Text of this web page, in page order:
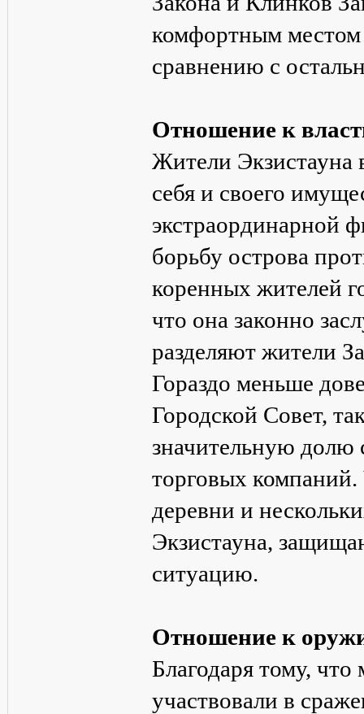
комфортным местом
сравнению с
Отношение к
Жители Экзистауна
себя и своего
экстраординарной
борьбу острова
коренных жителей
что она законно
разделяют жители
Гораздо меньше
Городской Совет,
значительную долю
торговых
деревни и
Экзистауна,
ситуацию.
Отношение к
Благодаря тому,
участвовали в